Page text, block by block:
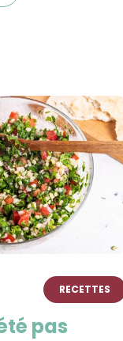
RECETTES
pas